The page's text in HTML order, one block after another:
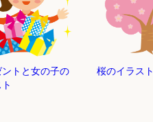
ントと女の子の
桜のイラスト